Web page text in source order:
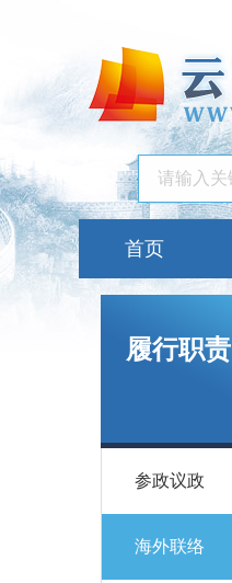
首页
履行职责
参政议政
海外联络